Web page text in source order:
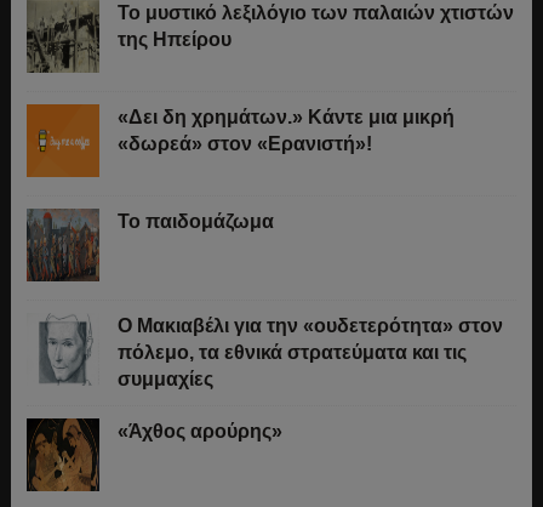
Το μυστικό λεξιλόγιο των παλαιών χτιστών
της Ηπείρου
«Δει δη χρημάτων.» Κάντε μια μικρή
«δωρεά» στον «Ερανιστή»!
Το παιδομάζωμα
O Μακιαβέλι για την «ουδετερότητα» στον
πόλεμο, τα εθνικά στρατεύματα και τις
συμμαχίες
«Άχθος αρούρης»